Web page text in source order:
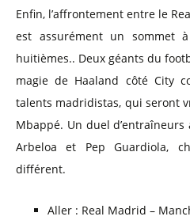
Enfin, l’affrontement entre le
est assurément un sommet
huitièmes.. Deux géants du
magie de Haaland côté City
talents madridistas, qui seront
Mbappé. Un duel
Arbeloa et Pep Guardiola,
différent.
Aller : Real Madrid –